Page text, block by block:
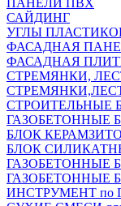
ПАНЕЛИ ПВХ
САЙДИНГ
УГЛЫ
ФАСАДНАЯ
ФАСАДНАЯ
СТРЕМЯНКИ,
СТРОИТЕЛЬНЫЕ
ГАЗОБЕТОННЫЕ
БЛОК
БЛОК
ГАЗОБЕТОННЫЕ
ГАЗОБЕТОННЫЕ
ИНСТРУМЕНТ по